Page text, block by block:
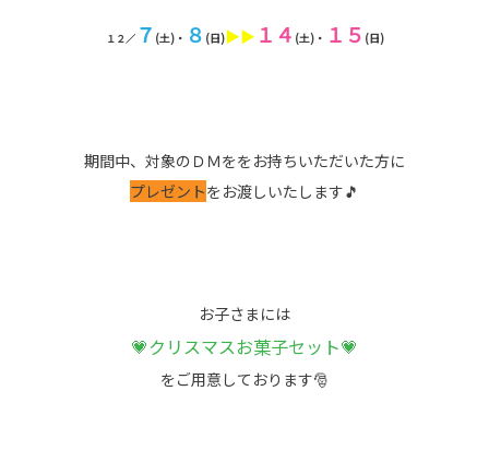
１２／７ (土)・ ８ (日)▶▶ １４ (土)・ １５ (日)
期間中、対象のＤＭををお持ちいただいた方に
プレゼントをお渡しいたします🎵
お子さまには
💗クリスマスお菓子セット💗
をご用意しております🎅